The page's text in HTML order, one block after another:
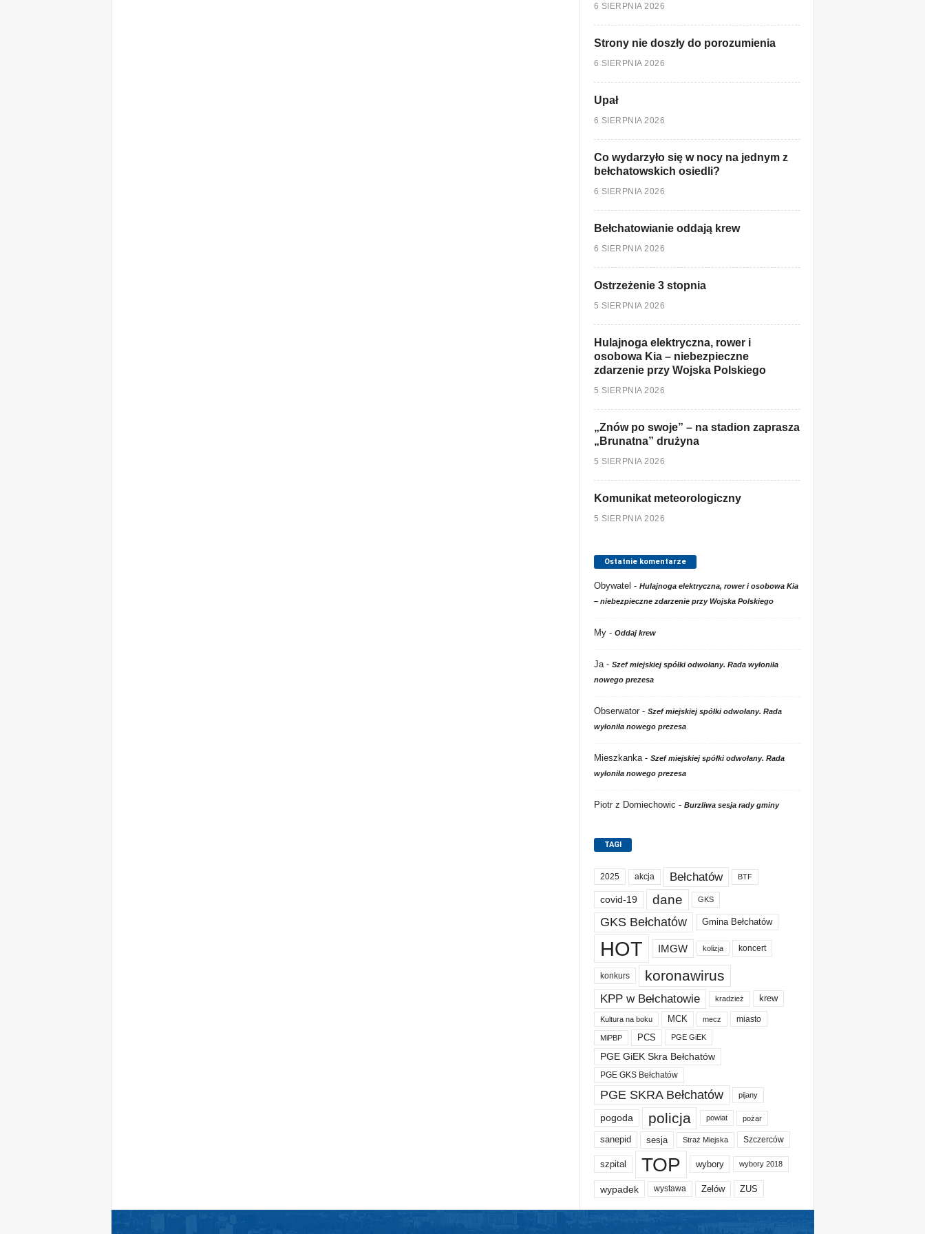
6 SIERPNIA 2026
Strony nie doszły do porozumienia
6 SIERPNIA 2026
Upał
6 SIERPNIA 2026
Co wydarzyło się w nocy na jednym z
bełchatowskich osiedli?
6 SIERPNIA 2026
Bełchatowianie oddają krew
6 SIERPNIA 2026
Ostrzeżenie 3 stopnia
5 SIERPNIA 2026
Hulajnoga elektryczna, rower i
osobowa Kia – niebezpieczne
zdarzenie przy Wojska Polskiego
5 SIERPNIA 2026
„Znów po swoje” – na stadion zaprasza
„Brunatna” drużyna
5 SIERPNIA 2026
Komunikat meteorologiczny
5 SIERPNIA 2026
Ostatnie komentarze
Obywatel - Hulajnoga elektryczna, rower i osobowa Kia
– niebezpieczne zdarzenie przy Wojska Polskiego
My- Oddaj krew
Ja- Szef miejskiej spółki odwołany. Rada wyłoniła
nowego prezesa
Obserwator- Szef miejskiej spółki odwołany. Rada
wyłoniła nowego prezesa
Mieszkanka- Szef miejskiej spółki odwołany. Rada
wyłoniła nowego prezesa
Piotr z Domiechowic - Burzliwa sesja rady gminy
TAGI
2025 akcja Bełchatów BTF
covid-19 dane GKS
GKS Bełchatów Gmina Bełchatów
HOT IMGW kolizja koncert
konkurs koronawirus
KPP w Bełchatowie kradzież krew
Kultura na boku MCK mecz miasto
MiPBP PCS PGE GiEK
PGE GiEK Skra Bełchatów
PGE GKS Bełchatów
PGE SKRA Bełchatów pijany
pogoda policja powiat pożar
sanepid sesja Straż Miejska Szczerców
szpital TOP wybory wybory 2018
wypadek wystawa Zelów ZUS